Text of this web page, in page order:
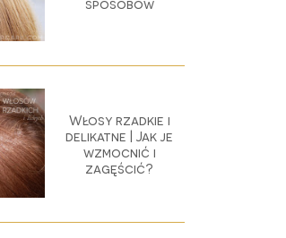
sposobów
Włosy rzadkie i
delikatne | Jak je
wzmocnić i
zagęścić?